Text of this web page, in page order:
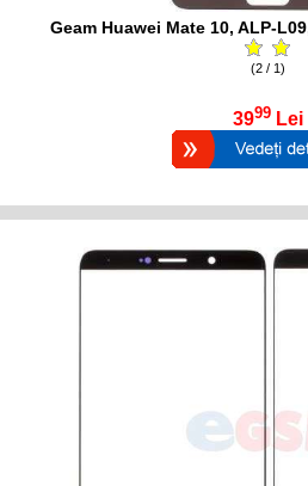
Geam Huawei Mate 10, ALP-
(2 / 1)
3999 Lei